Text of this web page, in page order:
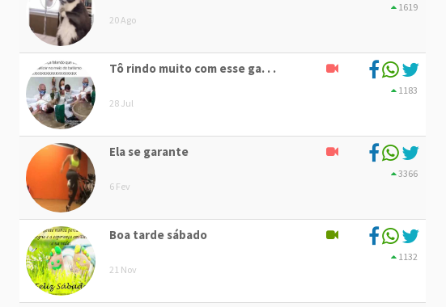
20 Ago
1619
Tô rindo muito com esse ga. . .
28 Jul
1183
Ela se garante
6 Fev
3366
Boa tarde sábado
21 Nov
1132